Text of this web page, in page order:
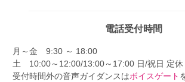
電話受付時間
月～金 9:30 ～ 18:00
土 10:00～12:00/13:00～17:00 日/祝日 定休
受付時間外の音声ガイダンスはボイスゲート